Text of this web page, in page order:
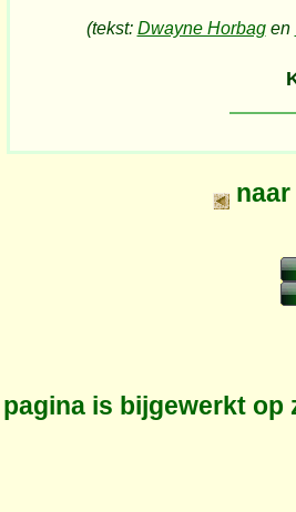
(tekst: Dwayne Horbagen
naar
pagina is bijgewerkt op